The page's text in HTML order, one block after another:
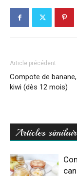
Article précédent
Compote de
kiwi (dès 12 mois)
Articles